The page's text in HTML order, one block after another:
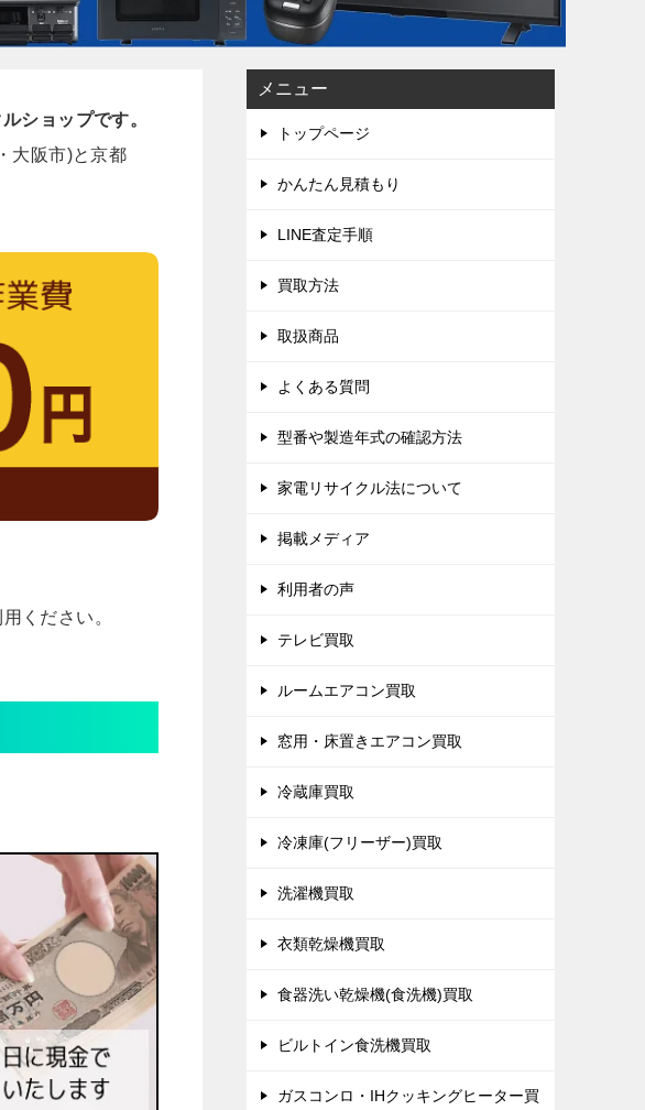
ショップです。
大阪市)と京都
ください。
メニュー
トップページ
かんたん見積もり
LINE査定手順
買取方法
取扱商品
よくある質問
型番や製造年式の確認方法
家電リサイクル法について
掲載メディア
利用者の声
テレビ買取
ルームエアコン買取
窓用・床置きエアコン買取
冷蔵庫買取
冷凍庫(フリーザー)買取
洗濯機買取
衣類乾燥機買取
食器洗い乾燥機(食洗機)買取
ビルトイン食洗機買取
ガスコンロ・IHクッキングヒーター買